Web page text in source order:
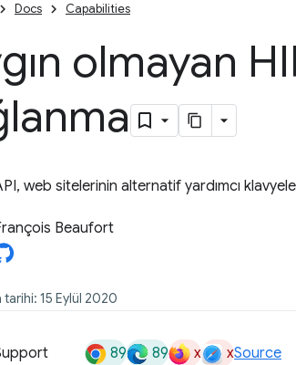
Docs Capabilities
olmayan
web sitelerinin alternatif yardımcı
Beaufort
tarihi: 15 Eylül 2020
89 89 x xSource